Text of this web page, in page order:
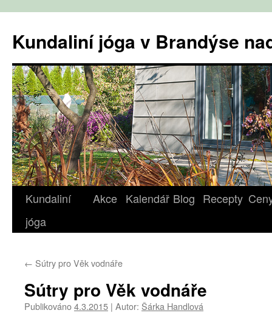
obsahu
webu
Kundaliní jóga v Brandýse
Kundaliní
jóga
Akce Kalendář Blog Recepty
← Sútry pro Věk vodnáře
Sútry pro Věk vodnáře
Publikováno4.3.2015 | Autor: Šárka Handlová